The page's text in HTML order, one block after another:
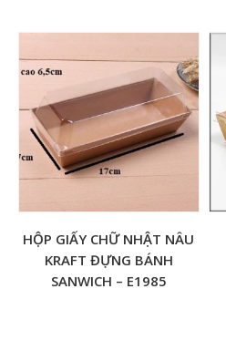
HỘP GIẤY CHỮ NHẬT NÂU
KRAFT ĐỰNG BÁNH
SANWICH – E1985